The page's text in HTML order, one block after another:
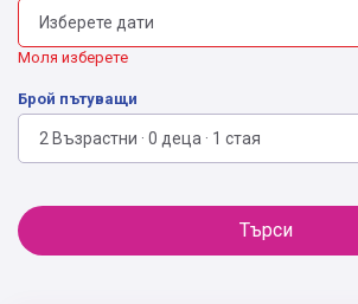
Моля изберете
Брой пътуващи
2 Възрастни · 0 деца · 1 стая
Търси